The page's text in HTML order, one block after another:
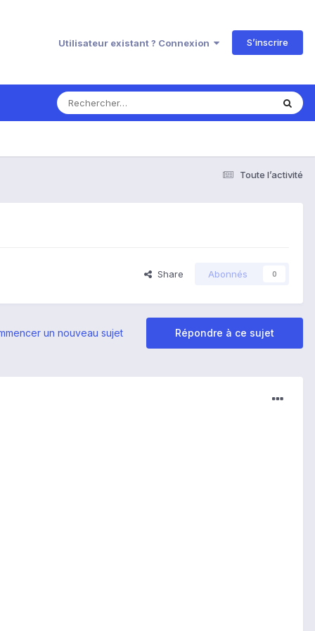
Utilisateur existant ? Connexion S’inscrire
Toute l’activité
Share Abonnés 0
Répondre à ce sujet
un nouveau sujet